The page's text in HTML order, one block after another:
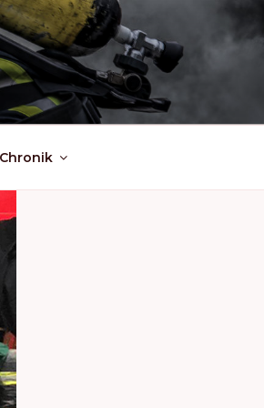
Chronik